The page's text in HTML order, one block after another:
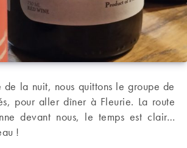
la nuit, nous quittons le groupe de
pour aller dîner à Fleurie. La route
devant nous, le temps est clair…
!